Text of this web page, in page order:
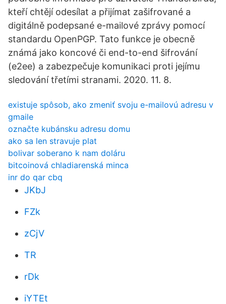
kteří chtějí odesílat a přijímat zašifrované a
digitálně podepsané e-mailové zprávy pomocí
standardu OpenPGP. Tato funkce je obecně
známá jako koncové či end-to-end šifrování
(e2ee) a zabezpečuje komunikaci proti jejímu
sledování třetími stranami. 2020. 11. 8.
existuje spôsob, ako zmeniť svoju e-mailovú adresu v
gmaile
označte kubánsku adresu domu
ako sa len stravuje plat
bolivar soberano k nam doláru
bitcoinová chladiarenská minca
inr do qar cbq
JKbJ
FZk
zCjV
TR
rDk
iYTEt